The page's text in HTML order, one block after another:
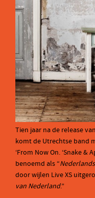
Tien jaar na de release
komt de Utrechtse band
‘From Now On. ‘Snake &
benoemd als “
door wijlen Live XS
van Nederland.”